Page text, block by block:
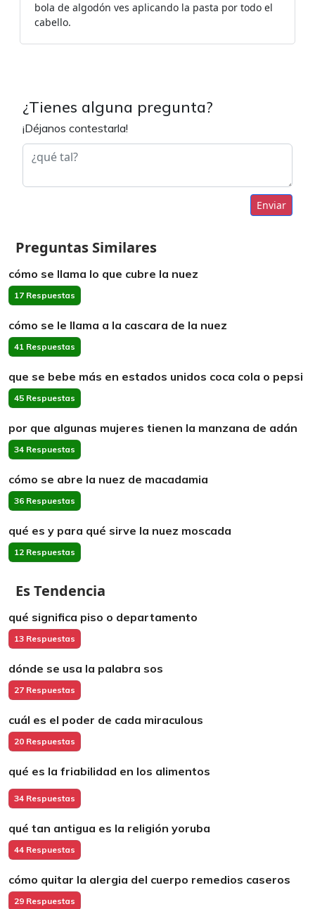
bola de algodón ves aplicando la pasta por todo el
cabello.
¿Tienes alguna pregunta?
¡Déjanos contestarla!
Enviar
Preguntas Similares
cómo se llama lo que cubre la nuez
17 Respuestas
cómo se le llama a la cascara de la nuez
41 Respuestas
que se bebe más en estados unidos coca cola o pepsi
45 Respuestas
por que algunas mujeres tienen la manzana de adán
34 Respuestas
cómo se abre la nuez de macadamia
36 Respuestas
qué es y para qué sirve la nuez moscada
12 Respuestas
Es Tendencia
qué significa piso o departamento
13 Respuestas
dónde se usa la palabra sos
27 Respuestas
cuál es el poder de cada miraculous
20 Respuestas
qué es la friabilidad en los alimentos
34 Respuestas
qué tan antigua es la religión yoruba
44 Respuestas
cómo quitar la alergia del cuerpo remedios caseros
29 Respuestas